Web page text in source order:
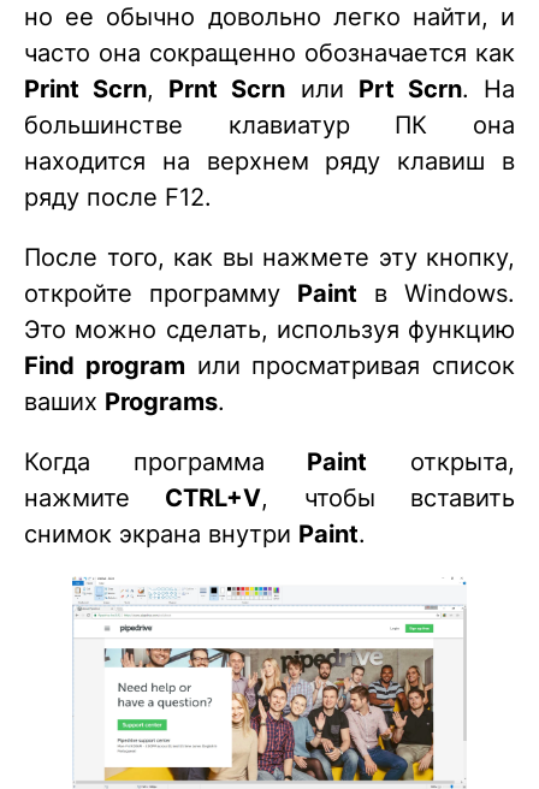
но ее обычно довольно легко найти, и
часто она сокращенно обозначается как
Print Scrn, Prnt Scrn или Prt Scrn. На
большинстве клавиатур ПК она
находится на верхнем ряду клавиш в
ряду после F12.
После того, как вы нажмете эту кнопку,
откройте программу Paint в Windows.
Это можно сделать, используя функцию
Find program или просматривая список
ваших Programs.
Когда программа Paint открыта,
нажмите CTRL+V, чтобы вставить
снимок экрана внутри Paint.